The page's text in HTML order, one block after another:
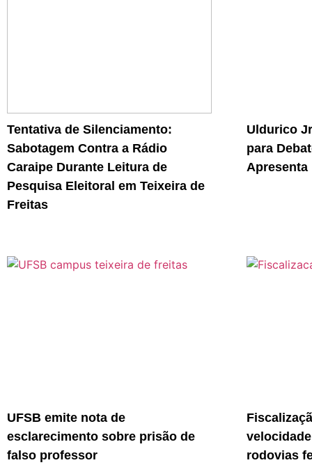
Tentativa de Silenciamento:
Sabotagem Contra a Rádio
Caraipe Durante Leitura de
Pesquisa Eleitoral em Teixeira de
Freitas
Uldurico
para
Apresenta
UFSB emite nota de
esclarecimento sobre prisão de
falso professor
rodovias